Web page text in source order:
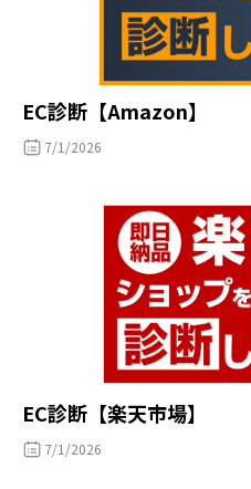
EC診断【Amazon】
7/1/2026
EC診断【楽天市場】
7/1/2026